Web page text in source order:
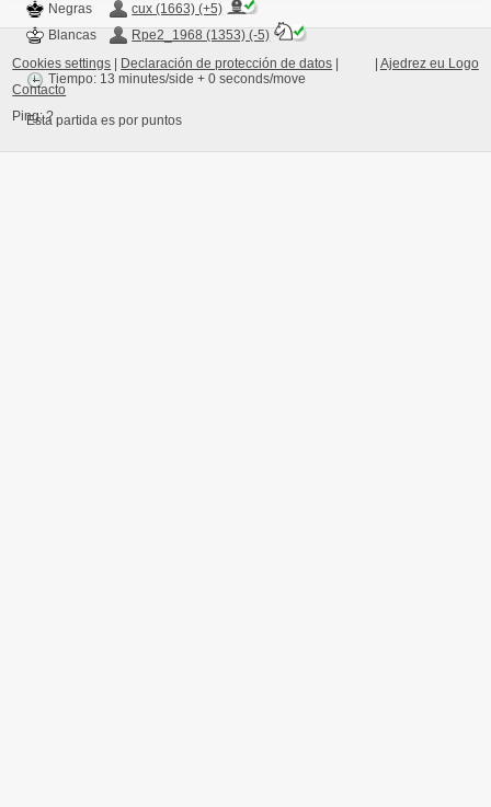
Negras
cux (1663) (+5)
Blancas
Rpe2_1968 (1353) (-5)
Tiempo: 13 minutes/side + 0 seconds/move
Esta partida es por puntos
Ajedrez eu Logo
Cookies settings Declaración de protección de datos
Contacto
Ping:?